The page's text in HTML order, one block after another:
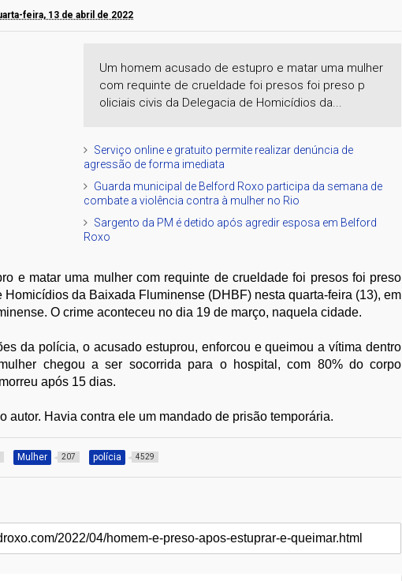
feira, 13 de abril de 2022
Um homem acusado de estupro e matar uma mulher
com requinte de crueldade foi presos foi preso p
oliciais civis da Delegacia de Homicídios da...
Serviço online e gratuito permite realizar denúncia de
agressão de forma imediata
Guarda municipal de Belford Roxo participa da semana de
combate a violência contra à mulher no Rio
Sargento da PM é detido após agredir esposa em Belford
Roxo
e matar uma mulher com requinte de crueldade foi presos foi preso
da Baixada Fluminense (DHBF) nesta quarta-feira (13), em
O crime aconteceu no dia 19 de março, naquela cidade.
da polícia, o acusado estuprou, enforcou e queimou a vítima dentro
chegou a ser socorrida para o hospital, com 80% do corpo
após 15 dias.
autor. Havia contra ele um mandado de prisão temporária.
Mulher 207 polícia 4529